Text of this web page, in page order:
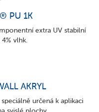
PU 1K
extra UV stabilní
vlhk.
AKRYL
určená k aplikaci